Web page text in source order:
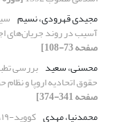
مجیدی قهرودی، نسیم
آسیب در روند جریان‌های
صفحه 73-108]
محسنی، سعید بررسی
حقوق اتحادیه اروپا و نظام
صفحه 341-374]
محمدنیا، مهدی